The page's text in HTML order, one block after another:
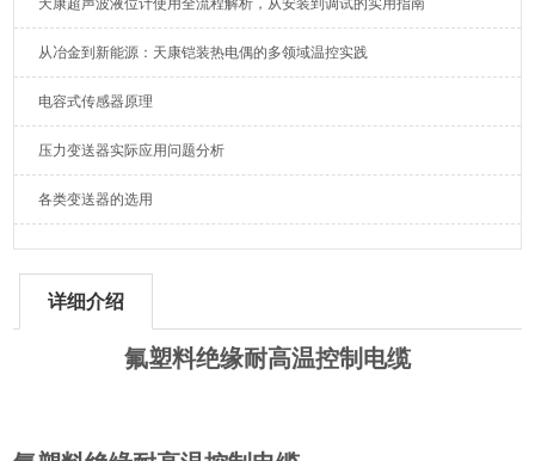
天康超声波液位计使用全流程解析，从安装到调试的实用指南
从冶金到新能源：天康铠装热电偶的多领域温控实践
电容式传感器原理
压力变送器实际应用问题分析
各类变送器的选用
详细介绍
氟塑料绝缘耐高温控制电缆